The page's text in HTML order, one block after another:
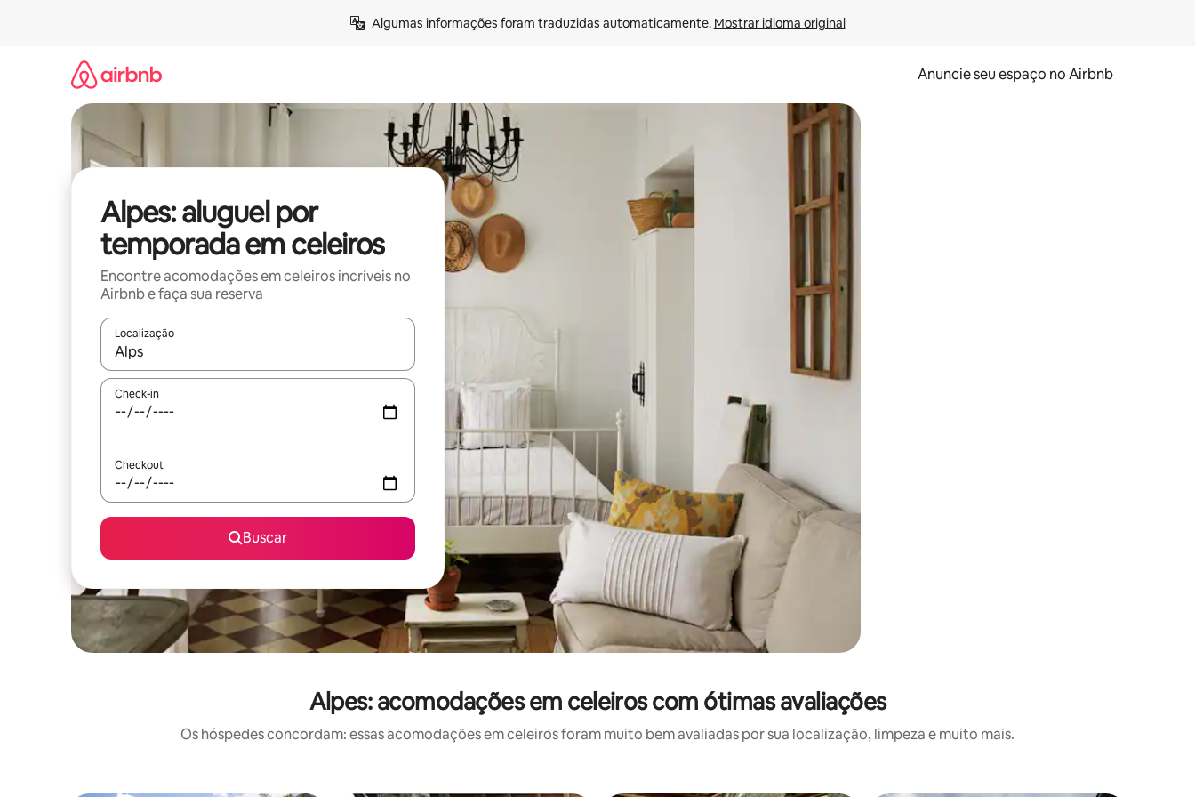
Algumas informações foram traduzidas automaticamente. Mostrar idioma original
Anuncie seu espaço no Airbnb
Alpes: aluguel por
temporada em celeiros
Encontre acomodações em celeiros incríveis no
Airbnb e faça sua reserva
Localização
Quando os resultados estiverem disponíveis, explore-os usando as seta para cima e para baixo do teclado ou tocando e deslizando o dedo na tela.
Check-in
Checkout
Buscar
Alpes: acomodações em celeiros com ótimas avaliações
Os hóspedes concordam: essas acomodações em celeiros foram muito bem avaliadas por sua localização, limpeza e muito mais.